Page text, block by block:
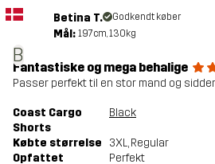
B
Betina T. Godkendt køber
Mål: 197cm, 130kg
Fantastiske og mega behalige
Passer perfekt til en stor mand og
Coast Cargo
Shorts
Black
Købte størrelse 3XL, Regular
Opfattet
Perfekt